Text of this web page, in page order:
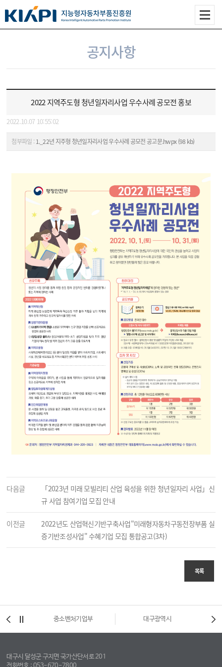
공지사항
2022 지역주도형 청년일자리사업 우수사례 공모전 홍보
2022.10.07 10:55:02
첨부파일 : 1._22년 지주형 청년일자리사업 우수사례 공모전 공고문.hwpx (98 kb)
다음글
「2023년 미래 모빌리티 산업 육성을 위한 청년일자리 사업」신
규 사업 참여기업 모집 안내
이전글
2022년도 산업혁신기반구축사업"미래형자동차구동전장부품 실
증기반조성사업" 수혜기업 모집 통합공고(3차)
목록
부 중소벤처기업부 대구광역시
대구시 달성군 구지면 국가산단서로 201